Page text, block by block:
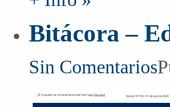
Bitácora –
Sin Comentarios